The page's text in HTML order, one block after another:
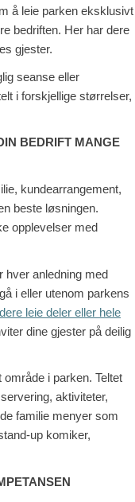
å leie parken eksklusivt
bedriften. Her har dere
gjester.
seanse eller
i forskjellige størrelser,
BEDRIFT MANGE
kundearrangement,
beste løsningen.
opplevelser med
hver anledning med
i eller utenom parkens
leie deler eller hele
dine gjester på deilig
i parken. Teltet
aktiviteter,
familie menyer som
up komiker,